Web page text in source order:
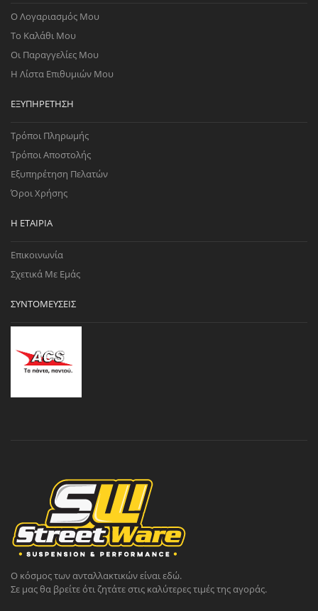
Ο Λογαριασμός Μου
Το Καλάθι Μου
Οι Παραγγελίες Μου
Η Λίστα Επιθυμιών Μου
ΕΞΥΠΗΡΈΤΗΣΗ
Τρόποι Πληρωμής
Τρόποι Αποστολής
Εξυπηρέτηση Πελατών
Όροι Χρήσης
Η ΕΤΑΙΡΊΑ
Επικοινωνία
Σχετικά Με Εμάς
ΣΥΝΤΟΜΕΎΣΕΙΣ
Ο κόσμος των ανταλλακτικών είναι εδώ.
Σε μας θα βρείτε ότι ζητάτε στις καλύτερες τιμές της αγοράς.